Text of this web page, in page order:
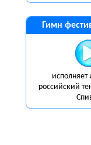
Гимн
исполняет
российский